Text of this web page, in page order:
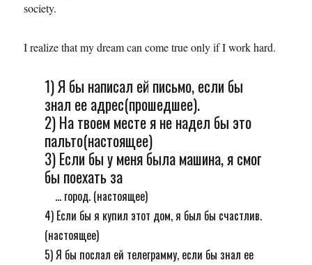
society.
I realize that my dream can come true only if I work hard.
1) Я бы написал ей письмо, если бы
знал ее адрес(прошедшее).
2) На твоем месте я не надел бы это
пальто(настоящее)
3) Если бы у меня была машина, я смог
бы поехать за
... город. (настоящее)
4) Если бы я купил этот дом, я был бы счастлив.
(настоящее)
5) Я бы послал ей телеграмму, если бы знал ее